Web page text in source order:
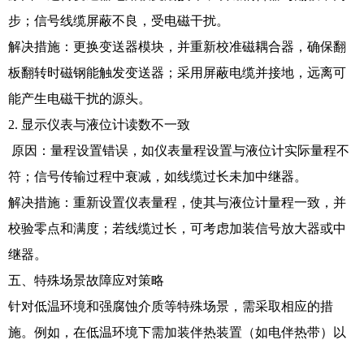
步；信号线缆屏蔽不良，受电磁干扰。
解决措施：更换变送器模块，并重新校准磁耦合器，确保翻
板翻转时磁钢能触发变送器；采用屏蔽电缆并接地，远离可
能产生电磁干扰的源头。
2. 显示仪表与液位计读数不一致
原因：量程设置错误，如仪表量程设置与液位计实际量程不
符；信号传输过程中衰减，如线缆过长未加中继器。
解决措施：重新设置仪表量程，使其与液位计量程一致，并
校验零点和满度；若线缆过长，可考虑加装信号放大器或中
继器。
五、特殊场景故障应对策略
针对低温环境和强腐蚀介质等特殊场景，需采取相应的措
施。例如，在低温环境下需加装伴热装置（如电伴热带）以